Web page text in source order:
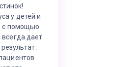
у детей и
с помощью
всегда дает